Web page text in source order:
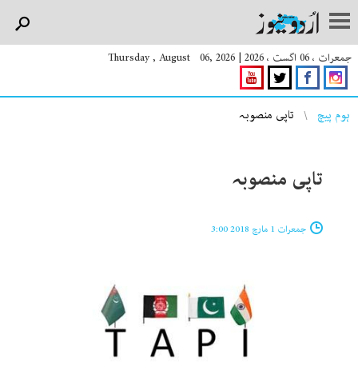
جمعرات ، 06 اگست ، 2026 |
Thursday , August 06, 2026
You are here
ہوم پیچ تاپی منصوبہ
تاپی منصوبہ
جمعرات 1 مارچ 2018 3:00